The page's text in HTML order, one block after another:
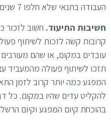
העבודה בתנאי שלא חלפו 7 שנים מהתאונה.
חשיבות התיעוד. חשוב לזכור
קרובות קשה לזכות לשיתוף
עובדים במקום, או שהם
תזכו לשיתוף פעולה מהמעביד
המפגע כמה יותר קרוב לזמן
להקליט עדים שהיו במקום. כל
בהוכחת קיום המפגע וקיום